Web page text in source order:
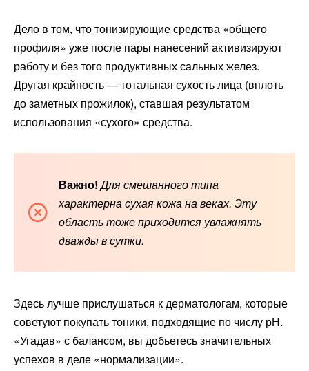
Дело в том, что тонизирующие средства «общего
профиля» уже после пары нанесений активизируют
работу и без того продуктивных сальных желез.
Другая крайность — тотальная сухость лица (вплоть
до заметных прожилок), ставшая результатом
использования «сухого» средства.
Важно! Для смешанного типа
характерна сухая кожа на веках. Эту
область тоже приходится увлажнять
дважды в сутки.
Здесь лучше прислушаться к дерматологам, которые
советуют покупать тоники, подходящие по числу рН.
«Угадав» с балансом, вы добьетесь значительных
успехов в деле «нормализации».